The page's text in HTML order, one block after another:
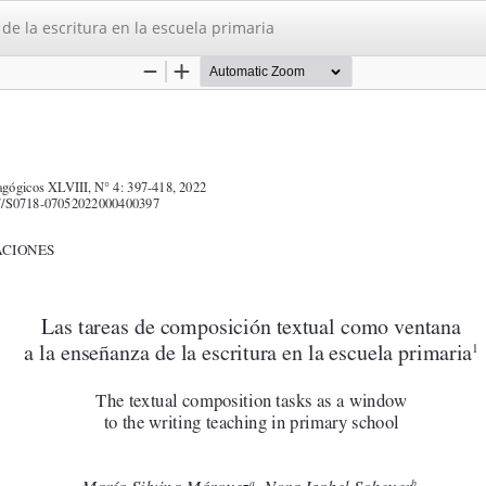
la escritura en la escuela primaria